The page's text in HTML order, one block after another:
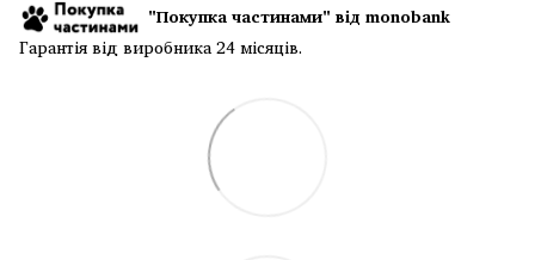
"Покупка частинами" від monobank
Гарантія від виробника 24 місяців.